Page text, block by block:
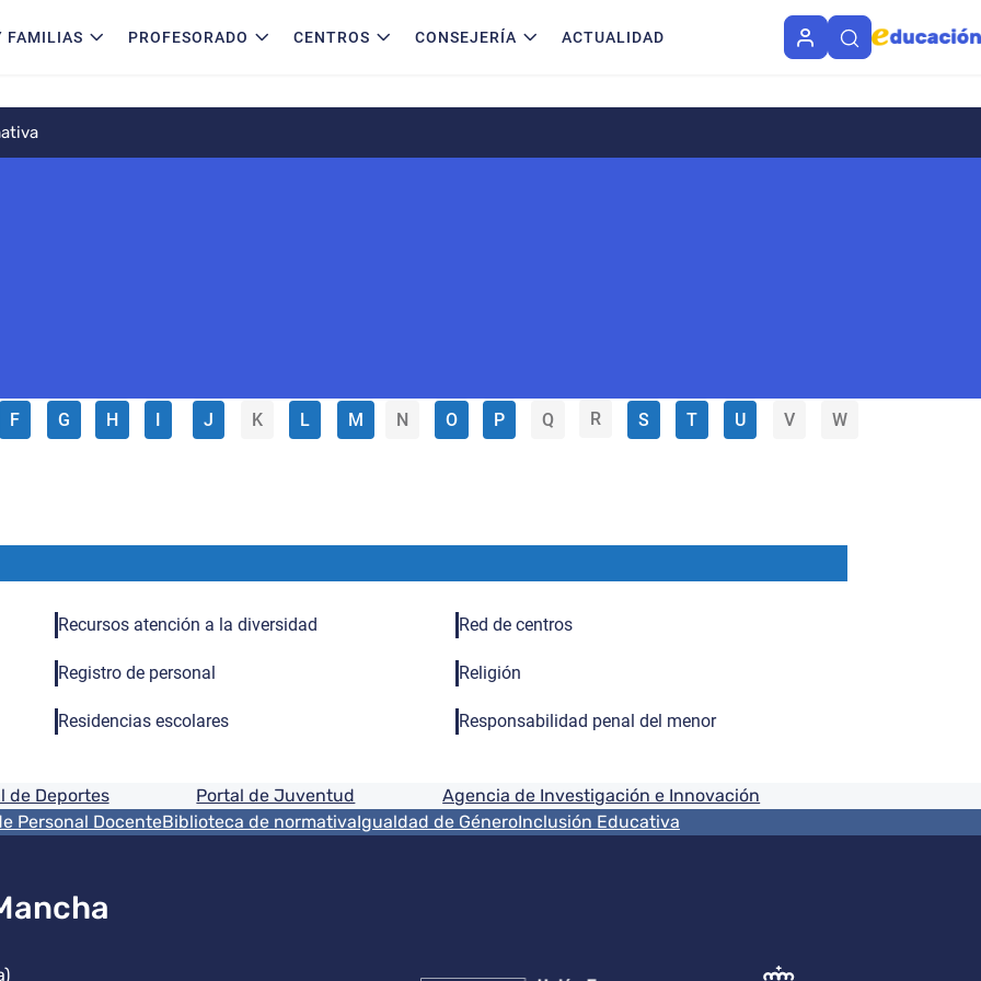
FAMILIAS PROFESORADO CENTROS CONSEJERÍA ACTUALIDAD
F G H I J K L M N O P Q R S T U V W
Recursos atención a la diversidad Red de centros
Registro de personal Religión
Residencias escolares Responsabilidad penal del menor
de Deportes Portal de Juventud Agencia de Investigación e Innovación
Personal DocenteBiblioteca de normativaIgualdad de GéneroInclusión Educativa